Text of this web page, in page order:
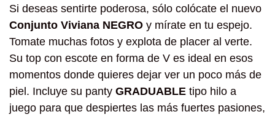
Si deseas sentirte poderosa, sólo colócate el nuevo
Conjunto Viviana NEGRO y mírate en tu espejo.
Tomate muchas fotos y explota de placer al verte.
Su top con escote en forma de V es ideal en esos
momentos donde quieres dejar ver un poco más de
piel. Incluye su panty GRADUABLE tipo hilo a
juego para que despiertes las más fuertes pasiones,